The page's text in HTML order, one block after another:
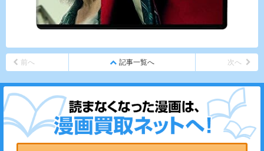
前へ 記事一覧へ 次へ